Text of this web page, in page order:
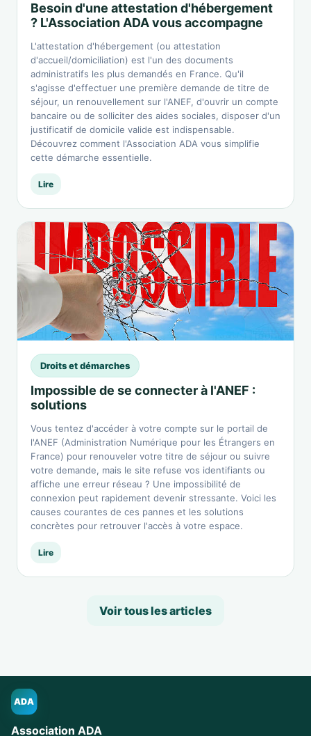
Besoin d'une attestation d'hébergement
? L'Association ADA vous accompagne
L'attestation d'hébergement (ou attestation
d'accueil/domiciliation) est l'un des documents
administratifs les plus demandés en France. Qu'il
s'agisse d'effectuer une première demande de titre de
séjour, un renouvellement sur l'ANEF, d'ouvrir un compte
bancaire ou de solliciter des aides sociales, disposer d'un
justificatif de domicile valide est indispensable.
Découvrez comment l'Association ADA vous simplifie
cette démarche essentielle.
Lire
Droits et démarches
Impossible de se connecter à l'ANEF :
solutions
Vous tentez d'accéder à votre compte sur le portail de
l'ANEF (Administration Numérique pour les Étrangers en
France) pour renouveler votre titre de séjour ou suivre
votre demande, mais le site refuse vos identifiants ou
affiche une erreur réseau ? Une impossibilité de
connexion peut rapidement devenir stressante. Voici les
causes courantes de ces pannes et les solutions
concrètes pour retrouver l'accès à votre espace.
Lire
Voir tous les articles
ADA
Association ADA